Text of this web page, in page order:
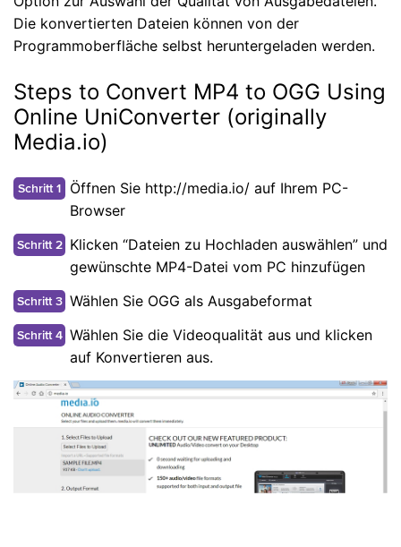
Die konvertierten Dateien können von der
Programmoberfläche selbst heruntergeladen werden.
Steps to Convert MP4 to OGG Using
Online UniConverter (originally
Media.io)
Schritt 1
Öffnen Sie http://media.io/ auf Ihrem PC-
Browser
Schritt 2 Klicken “Dateien zu Hochladen auswählen” und
gewünschte MP4-Datei vom PC hinzufügen
Schritt 3 Wählen Sie OGG als Ausgabeformat
Schritt 4 Wählen Sie die Videoqualität aus und klicken
auf Konvertieren aus.